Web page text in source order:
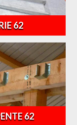
62
62